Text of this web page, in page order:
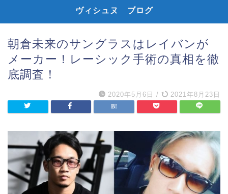
ヴィシュヌ ブログ
朝倉未来のサングラスはレイバンが
メーカー！レーシック手術の真相を徹
底調査！
2020年5月6日 / 2021年8月23日